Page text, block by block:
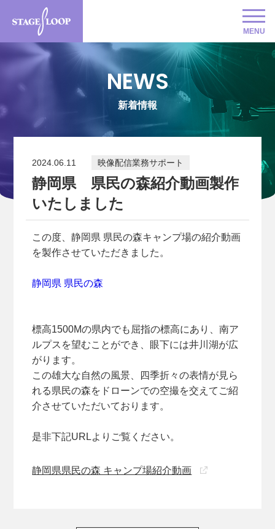
MENU
NEWS
新着情報
2024.06.11 映像配信業務サポート
静岡県 県民の森紹介動画製作
いたしました
この度、静岡県 県民の森キャンプ場の紹介動画
を製作させていただきました。
静岡県 県民の森
標高1500Mの県内でも屈指の標高にあり、南ア
ルプスを望むことができ、眼下には井川湖が広
がります。
この雄大な自然の風景、四季折々の表情が見ら
れる県民の森をドローンでの空撮を交えてご紹
介させていただいております。
是非下記URLよりご覧ください。
静岡県県民の森 キャンプ場紹介動画